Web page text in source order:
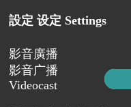
設定 设定 Settings
影音廣播
影音广播
Videocast